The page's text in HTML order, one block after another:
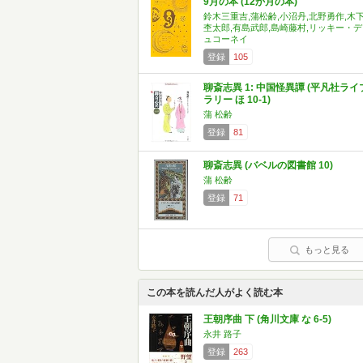
鈴木三重吉,蒲松齢,小沼丹,北野勇作,木
杢太郎,有島武郎,島崎藤村,リッキー・デ
ュコーネイ
登録
105
聊斎志異 1: 中国怪異譚 (平凡社ライ
ラリー ほ 10-1)
蒲 松齢
登録
81
聊斎志異 (バベルの図書館 10)
蒲 松齢
登録
71
もっと見る
この本を読んだ人がよく読む本
王朝序曲 下 (角川文庫 な 6-5)
永井 路子
登録
263